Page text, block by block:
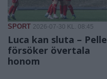
SPORT 2026-07-30 KL. 08:45
Luca kan sluta – Pelle
försöker övertala
honom